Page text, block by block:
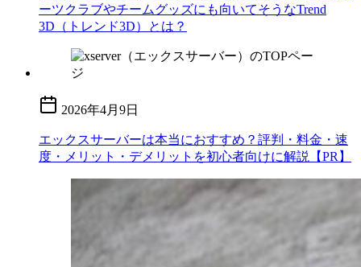
ーツクラブやチームグッズにも向いてそうなTrend
3D（トレンド3D）とは？
2026年4月9日
エックスサーバーは本当におすすめ？評判・料金・速
度・メリット・デメリットを初心者向けに解説【PR】